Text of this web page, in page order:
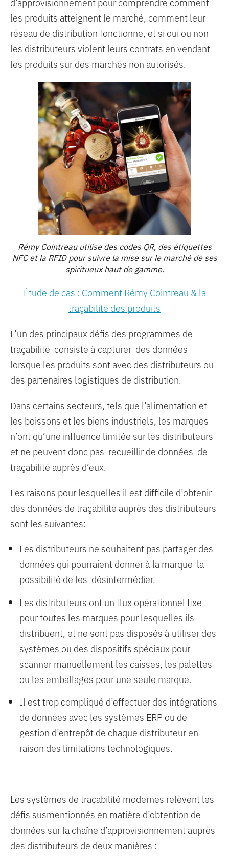
les produits atteignent le marché, comment leur
réseau de distribution fonctionne, et si oui ou non
les distributeurs violent leurs contrats en vendant
les produits sur des marchés non autorisés.
Rémy Cointreau utilise des codes QR, des étiquettes
NFC et la RFID pour suivre la mise sur le marché de ses
spiritueux haut de gamme.
Étude de cas : Comment Rémy Cointreau & la
traçabilité des produits
L’un des principaux défis des programmes de
traçabilité consiste à capturer des données
lorsque les produits sont avec des distributeurs ou
des partenaires logistiques de distribution.
Dans certains secteurs, tels que l’alimentation et
les boissons et les biens industriels, les marques
n’ont qu’une influence limitée sur les distributeurs
et ne peuvent donc pas recueillir de données de
traçabilité auprès d’eux.
Les raisons pour lesquelles il est difficile d’obtenir
des données de traçabilité auprès des distributeurs
sont les suivantes:
Les distributeurs ne souhaitent pas partager des
données qui pourraient donner à la marque la
possibilité de les désintermédier.
Les distributeurs ont un flux opérationnel fixe
pour toutes les marques pour lesquelles ils
distribuent, et ne sont pas disposés à utiliser des
systèmes ou des dispositifs spéciaux pour
scanner manuellement les caisses, les palettes
ou les emballages pour une seule marque.
Il est trop compliqué d’effectuer des intégrations
de données avec les systèmes ERP ou de
gestion d’entrepôt de chaque distributeur en
raison des limitations technologiques.
Les systèmes de traçabilité modernes relèvent les
défis susmentionnés en matière d’obtention de
données sur la chaîne d’approvisionnement auprès
des distributeurs de deux manières :